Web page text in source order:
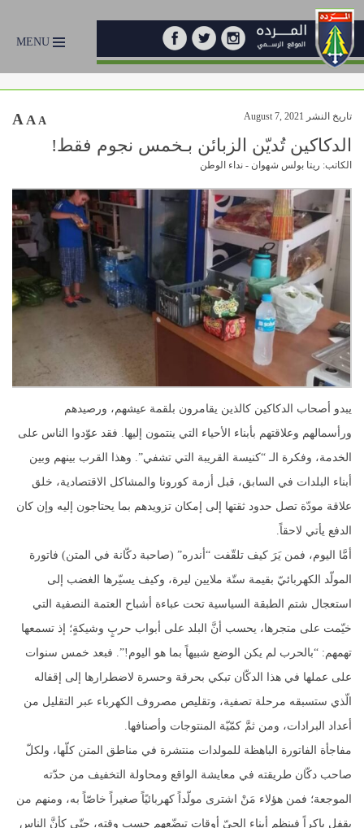
MENU
تاريخ النشر August 7, 2021 A A A
الدكاكين تُديّن الزبائن بـخمس نجوم فقط!
الكاتب: ريتا بولس شهوان - نداء الوطن
يبدو أصحاب الدكاكين كالذين يقامرون بلقمة عيشهم، ورصيدهم
ورأسمالهم وعلاقتهم بأبناء الأحياء التي ينتمون إليها. فقد عوّدوا الناس على
الخدمة، وفكرة الـ “كنيسة القريبة التي تشفي”. وهذا القرب بينهم وبين
أبناء البلدات في السابق، قبل أزمة كورونا والمشاكل الاقتصادية، خلق
علاقة مودّة تصل حدود ثقتها إلى إمكان تزويدهم بما يحتاجون إليه وإن كان
الدفع يأتي لاحقاً.
أمَّا اليوم، فمن يَرَ كيف تلقّفت “أندره” (صاحبة دكّانة في المتن) فاتورة
المولّد الكهربائيّ بقيمة ستّة ملايين ليرة، وكيف يسيّرها الغضب إلى
استعجال شتم الطبقة السياسية تحت عباءة أشباح العتمة النصفية التي
خيّمت على متجرها، يحسب أنَّ البلد على أبواب حربٍ وشيكةٍ؛ إذ تسمعها
تهمهم: “بالحرب لم يكن الوضع شبيهاً بما هو اليوم!”. فبعد خمس سنوات
على عملها في هذا الدكّان تبكي بحرقة وحسرة لاضطرارها إلى إقفاله
الّذي ستسبقه مرحلة تصفية، وتقليص مصروف الكهرباء عبر التقليل من
أعداد البرادات، ومن ثمَّ كمّيّة المنتوجات وأصنافها.
مفاجأة الفاتورة الباهظة للمولدات منتشرة في مناطق المتن كلّها، ولكلّ
صاحب دكّان طريقته في معايشة الواقع ومحاولة التخفيف من حدّته
الموجعة؛ فمن هؤلاء مَنْ اشترى مولّداً كهربائيًاً صغيراً خاصّاً به، ومنهم من
يقفل باكراً فينظم أبناء الحيّ أوقات تبضّعهم حسب وقته، حتّى كأنَّ الناس